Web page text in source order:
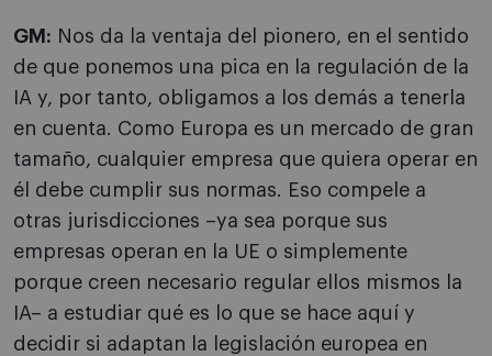
GM: Nos da la ventaja del pionero, en el sentido
de que ponemos una pica en la regulación de la
IA y, por tanto, obligamos a los demás a tenerla
en cuenta. Como Europa es un mercado de gran
tamaño, cualquier empresa que quiera operar en
él debe cumplir sus normas. Eso compele a
otras jurisdicciones –ya sea porque sus
empresas operan en la UE o simplemente
porque creen necesario regular ellos mismos la
IA– a estudiar qué es lo que se hace aquí y
decidir si adaptan la legislación europea en